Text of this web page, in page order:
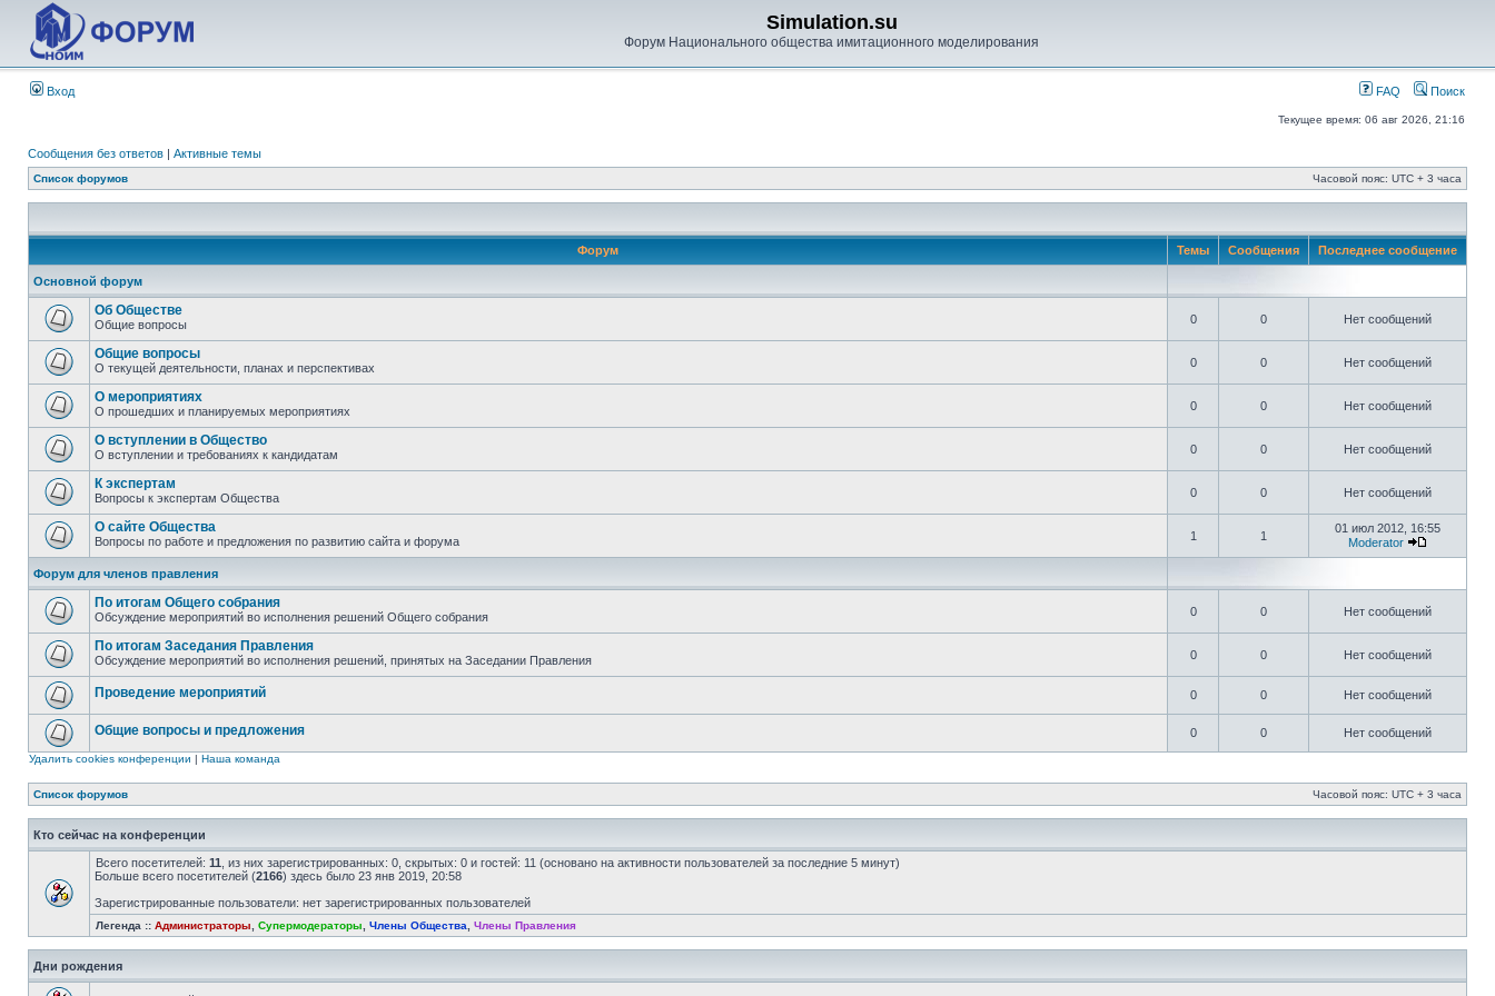
Simulation.su
Форум Национального общества имитационного моделирования
Вход FAQ Поиск
Текущее время: 06 авг 2026, 21:16
Сообщения без ответов | Активные темы
Список форумов Часовой пояс: UTC + 3 часа
Форум Темы Сообщения Последнее сообщение
Основной форум
Об Обществе
Общие вопросы 0 0 Нет сообщений
Общие вопросы
О текущей деятельности, планах и перспективах 0 0 Нет сообщений
О мероприятиях
О прошедших и планируемых мероприятиях 0 0 Нет сообщений
О вступлении в Общество
О вступлении и требованиях к кандидатам 0 0 Нет сообщений
К экспертам
Вопросы к экспертам Общества 0 0 Нет сообщений
О сайте Общества
Вопросы по работе и предложения по развитию сайта и форума 1 1
01 июл 2012, 16:55
Moderator
Форум для членов правления
По итогам Общего собрания
Обсуждение мероприятий во исполнения решений Общего собрания 0 0 Нет сообщений
По итогам Заседания Правления
Обсуждение мероприятий во исполнения решений, принятых на Заседании Правления 0 0 Нет сообщений
Проведение мероприятий 0 0 Нет сообщений
Общие вопросы и предложения 0 0 Нет сообщений
Удалить cookies конференции | Наша команда
Список форумов Часовой пояс: UTC + 3 часа
Кто сейчас на конференции
Всего посетителей: 11 , из них зарегистрированных: 0, скрытых: 0 и гостей: 11 (основано на активности пользователей за последние 5 минут)
Больше всего посетителей (2166) здесь было 23 янв 2019, 20:58
Зарегистрированные пользователи: нет зарегистрированных пользователей
Легенда :: Администраторы Супермодераторы Члены Общества Члены Правления
Дни рождения